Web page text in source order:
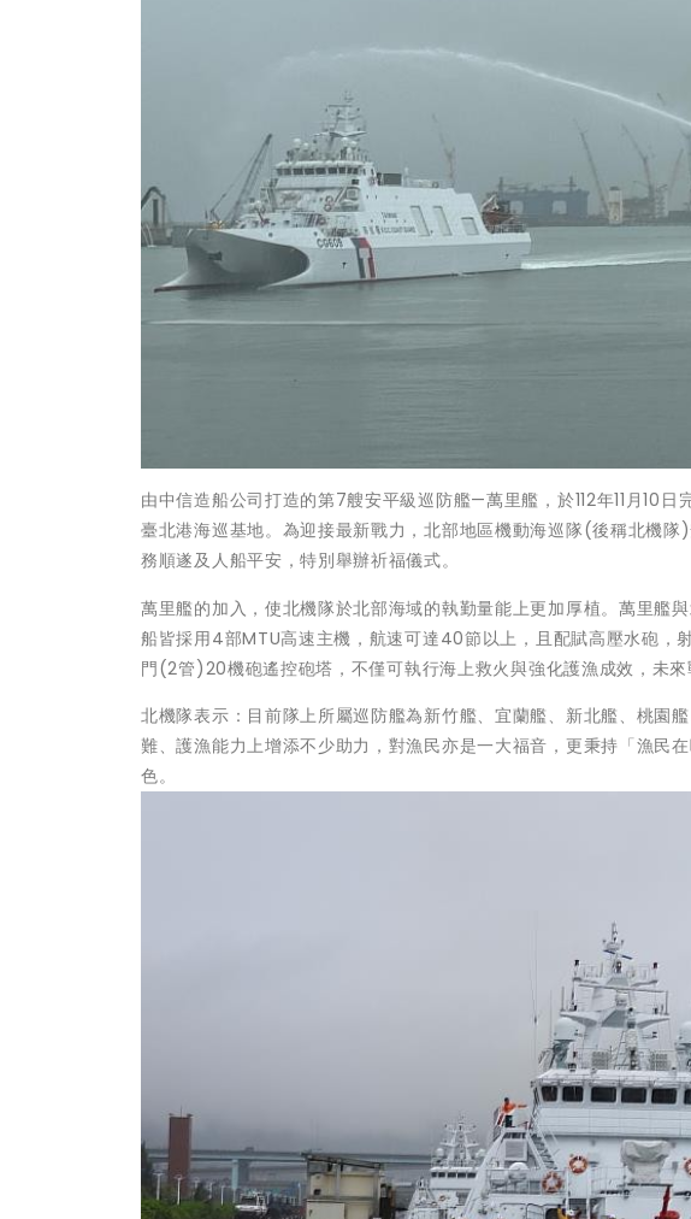
由中信造船公司打造的第7艘安平級巡防艦—萬里艦，於112年11月10
臺北港海巡基地。為迎接最新戰力，北部地區機動海巡隊(後稱北機
務順遂及人船平安，特別舉辦祈福儀式。
萬里艦的加入，使北機隊於北部海域的執勤量能上更加厚植。萬里艦
船皆採用4部MTU高速主機，航速可達40節以上，且配賦高壓水砲，
門(2管)20機砲遙控砲塔，不僅可執行海上救火與強化護漁成效，未來
北機隊表示：目前隊上所屬巡防艦為新竹艦、宜蘭艦、新北艦、桃園
難、護漁能力上增添不少助力，對漁民亦是一大福音，更秉持「漁民
色。